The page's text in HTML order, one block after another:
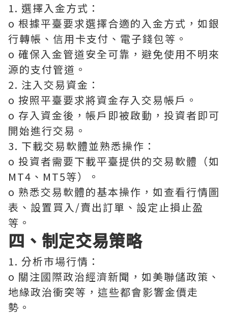
1. 選擇入金方式：
o 根據平臺要求選擇合適的入金方式，如銀
行轉帳、信用卡支付、電子錢包等。
o 確保入金管道安全可靠，避免使用不明來
源的支付管道。
2. 注入交易資金：
o 按照平臺要求將資金存入交易帳戶。
o 存入資金後，帳戶即被啟動，投資者即可
開始進行交易。
3. 下載交易軟體並熟悉操作：
o 投資者需要下載平臺提供的交易軟體（如
MT4、MT5等）。
o 熟悉交易軟體的基本操作，如查看行情圖
表、設置買入/賣出訂單、設定止損止盈
等。
四、制定交易策略
1. 分析市場行情：
o 關注國際政治經濟新聞，如美聯儲政策、
地緣政治衝突等，這些都會影響金價走
勢。